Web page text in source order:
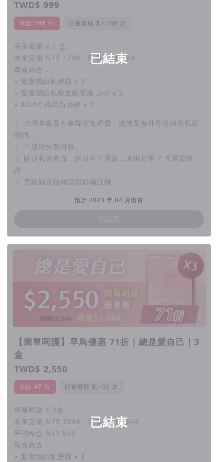
過相關保養產品也能輕鬆上手的不害羞私密膜！
▉ 創新達人
別再躺著敷面膜啦！私密膜革命來襲，該跟濕答面膜說
掰掰！全球首款私密處面膜，貼心設計，用完撕下丟掉
▉ 獨特專利 / 新品登場
特殊敷料打造創新穿戴式設計，把有效成分集中在表
面，釋放迅速，短時間內見效，穩固好用不會掉。
▉ All-fit 調整內褲
40 吋都適合。環保再製材質，貼身舒適可重穿，簡約無
痕設計讓穿搭滿分，舒適透氣也滿分。
特效嫩白、保濕、緊實、抑菌、香氛可可愛愛配方，讓
私密處回歸潤白。
▎美好成分搶先看
需求，而添加了蔓越莓的抑菌配方可以平衡私密部位的
菌叢，提升防護力。因此，我們設計了能夠同時滿足這
些需求的成分，讓你的私密部位得到全方位的寵愛，保
持健康和舒適。
已結束
TWD$ 999
剩餘 198 份 已被贊助 ／200 次
完美寵愛 x 1 盒
未來定價 NT$ 1298，現省 NT$ 299
每盒內含 :
◗ 緊實潤白私密膜 x 3
◗ 緊實潤白私密處精華液 2ml x 3
◗ All-fit 時尚新內褲 x 1
｜ 台灣本島及外島郵寄免運費，港澳及海外寄送請先私訊
我們。
｜ 不適用分期付款。
｜ 貼身私密產品，拆封不可退貨，未拆封享 7 天退貨保
證。
｜ 需統編及抬頭請留於備註欄。
預計 2023 年 04 月出貨
已結束
【簡單呵護】早鳥優惠 71折｜總是愛自己｜3
盒
TWD$ 2,550
剩餘47 份 已被贊助 ／50 次
簡單呵護 x 3盒
未來定價 NT$ 3594，現省 NT$ 1044
平均每盒 NT$ 850
每盒內含 :
◗ 緊實潤白私密膜 x 3